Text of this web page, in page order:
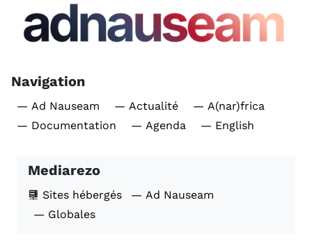
Navigation
— Ad Nauseam — Actualité
— A(nar)frica
— Documentation
— Agenda — English
Mediarezo
Sites hébergés
— Ad Nauseam
— Globales